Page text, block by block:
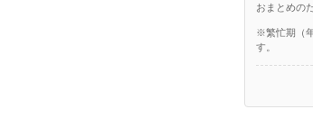
おまとめの
※繁忙期（
す。